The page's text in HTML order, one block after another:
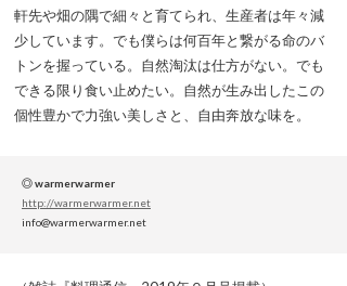
軒先や畑の隅で細々と育てられ、生産者は年々減
少しています。でも僕らは何百年と繋がる命のバ
トンを握っている。自然淘汰は仕方がない。でも
できる限り食い止めたい。自然が生み出したこの
個性豊かで力強い美しさと、自由奔放な味を。
◎ warmerwarmer
http://warmerwarmer.net
info@warmerwarmer.net